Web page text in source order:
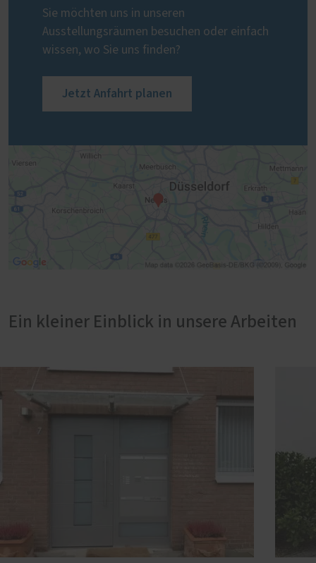
Sie möchten uns in unseren
Ausstellungsräumen besuchen oder einfach
wissen, wo Sie uns finden?
Jetzt Anfahrt planen
Ein kleiner Einblick in unsere Arbeiten